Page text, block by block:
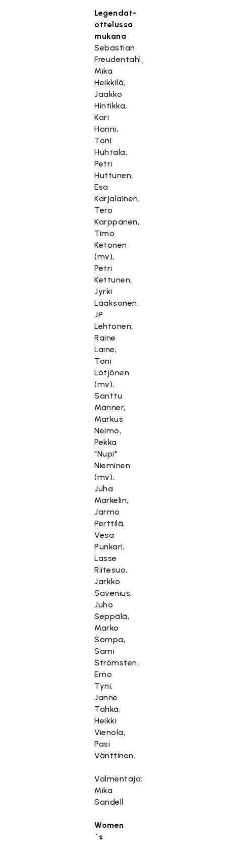
Legendat-
ottelussa
mukana
Sebastian
Freudentahl,
Mika
Heikkilä,
Jaakko
Hintikka,
Kari
Honni,
Toni
Huhtala,
Petri
Huttunen,
Esa
Karjalainen,
Tero
Karppanen,
Timo
Ketonen
(mv),
Petri
Kettunen,
Jyrki
Laaksonen,
JP
Lehtonen,
Raine
Laine,
Toni
Lötjönen
(mv),
Santtu
Manner,
Markus
Neimo,
Pekka
"Nupi"
Nieminen
(mv),
Juha
Markelin,
Jarmo
Perttilä,
Vesa
Punkari,
Lasse
Riitesuo,
Jarkko
Savenius,
Juho
Seppälä,
Marko
Sompa,
Sami
Strömsten,
Erno
Tyni,
Janne
Tähkä,
Heikki
Vienola,
Pasi
Vänttinen.
Valmentaja:
Mika
Sandell
Women
´s